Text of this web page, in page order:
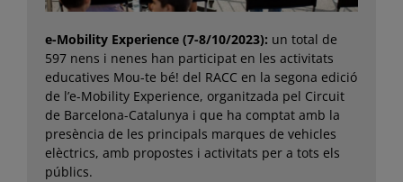
e-Mobility Experience (7-8/10/2023): un total de
597 nens i nenes han participat en les activitats
educatives Mou-te bé! del RACC en la segona edició
de l’e-Mobility Experience, organitzada pel Circuit
de Barcelona-Catalunya i que ha comptat amb la
presència de les principals marques de vehicles
elèctrics, amb propostes i activitats per a tots els
públics.